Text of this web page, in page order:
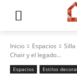
Inicio Espacios
Silla
Chair y el legado...
Espacios Estilos